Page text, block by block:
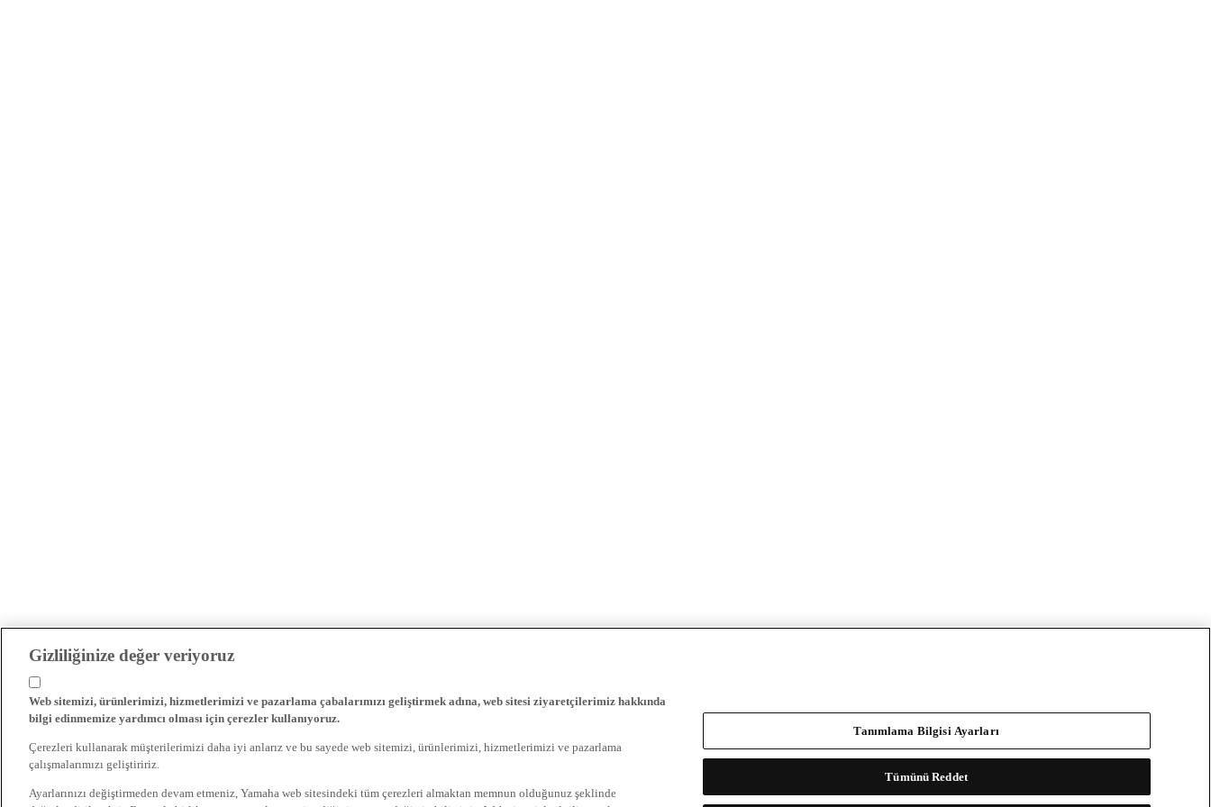
Gizliliğinize değer veriyoruz
Web sitemizi, ürünlerimizi, hizmetlerimizi ve pazarlama çabalarımızı geliştirmek adına, web sitesi ziyaretçilerimiz hakkında
bilgi edinmemize yardımcı olması için çerezler kullanıyoruz.
Çerezleri kullanarak müşterilerimizi daha iyi anlarız ve bu sayede web sitemizi, ürünlerimizi, hizmetlerimizi ve pazarlama
çalışmalarımızı geliştiririz.
Ayarlarınızı değiştirmeden devam etmeniz, Yamaha web sitesindeki tüm çerezleri almaktan memnun olduğunuz şeklinde
Tanımlama Bilgisi Ayarları
Tümünü Reddet